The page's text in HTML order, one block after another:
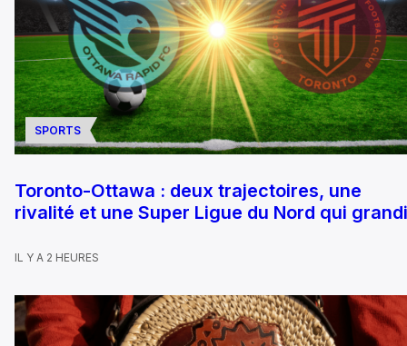
SPORTS
Toronto-Ottawa : deux trajectoires, une
rivalité et une Super Ligue du Nord qui
IL Y A 2 HEURES